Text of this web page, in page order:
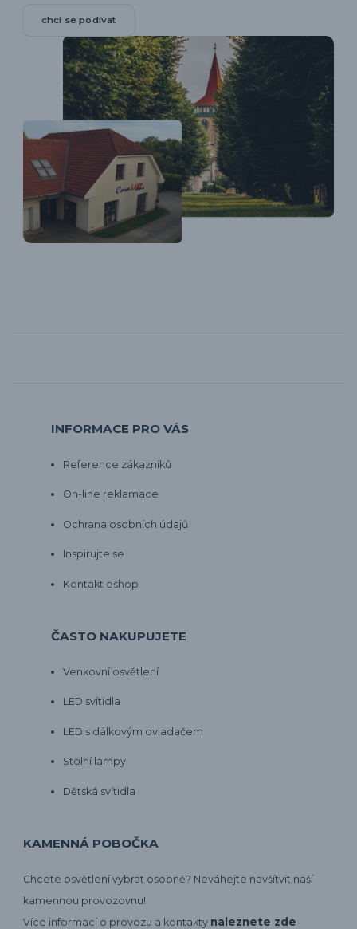
chci se podívat
INFORMACE PRO VÁS
Reference zákazníků
On-line reklamace
Ochrana osobních údajů
Inspirujte se
Kontakt eshop
ČASTO NAKUPUJETE
Venkovní osvětlení
LED svítidla
LED s dálkovým ovladačem
Stolní lampy
Dětská svítidla
KAMENNÁ POBOČKA
Chcete osvětlení vybrat osobně? Neváhejte navšítvit naší
kamennou provozovnu!
Více informací o provozu a kontakty naleznete zde